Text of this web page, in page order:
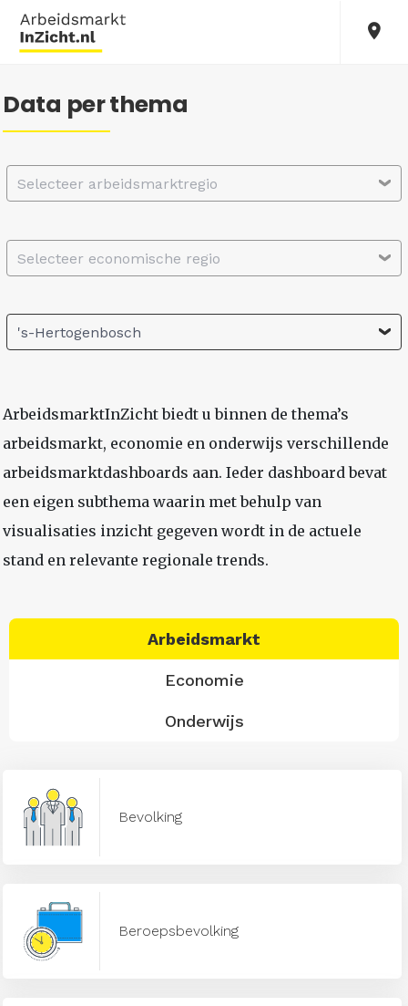
Data per thema
Selecteer arbeidsmarktregio
Selecteer economische regio
's-Hertogenbosch
ArbeidsmarktInZicht biedt u binnen de thema’s
arbeidsmarkt, economie en onderwijs verschillende
arbeidsmarktdashboards aan. Ieder dashboard bevat
een eigen subthema waarin met behulp van
visualisaties inzicht gegeven wordt in de actuele
stand en relevante regionale trends.
Arbeidsmarkt
Economie
Onderwijs
Bevolking
Beroepsbevolking